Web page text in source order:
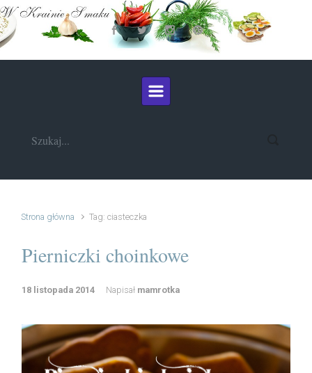
Skip to main content
Strona główna Tag: ciasteczka
Pierniczki choinkowe
18 listopada 2014 Napisał mamrotka